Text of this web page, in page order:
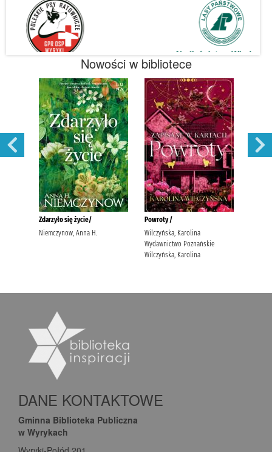
Nowości w bibliotece
DANE KONTAKTOWE
Gminna Biblioteka Publiczna
w Wyrykach